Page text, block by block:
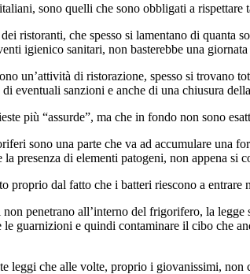
sono quelli che sono obbligati a
ristoranti, che spesso si lamentano di quanta
igienico sanitari, non basterebbe una
un’attività di ristorazione, spesso si trovano
eventuali sanzioni e anche di una chiusura
più “assurde”, ma che in fondo non sono
sono una parte che va ad accumulare una
presenza di elementi patogeni, non appena
proprio dal fatto che i batteri riescono a
non penetrano all’interno del frigorifero, la
le guarnizioni e quindi contaminare il cibo che
leggi che alle volte, proprio i giovanissimi,